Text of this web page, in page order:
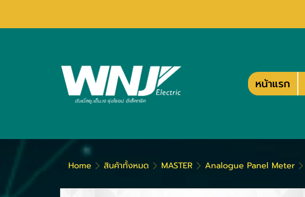
หน้าแรก
Home สินค้าทั้งหมด MASTER Analogue Panel Meter